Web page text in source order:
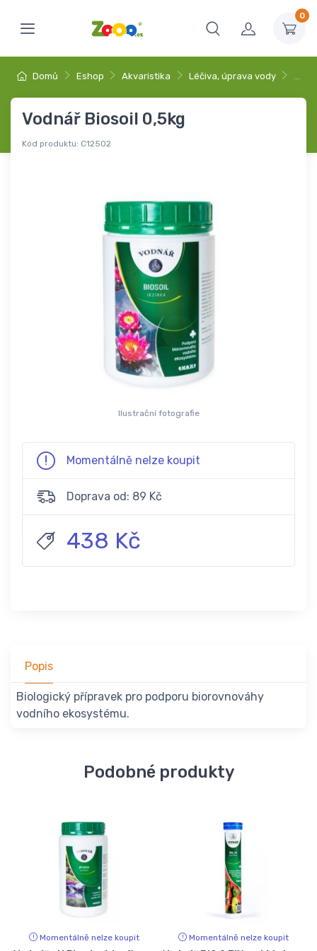
0
Domů Eshop Akvaristika Léčiva, úprava vody …
Vodnář Biosoil 0,5kg
Kód produktu: C12502
Ilustrační fotografie
Momentálně nelze koupit
Doprava od: 89 Kč
438 Kč
Popis
Biologický přípravek pro podporu biorovnováhy
vodního ekosystému.
Podobné produkty
Momentálně nelze koupit Momentálně nelze koupit